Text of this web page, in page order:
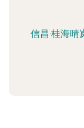
信昌·桂海